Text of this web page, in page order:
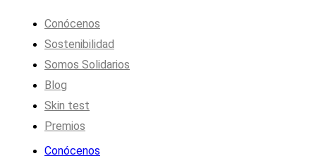
Conócenos
Sostenibilidad
Somos Solidarios
Blog
Skin test
Premios
Conócenos